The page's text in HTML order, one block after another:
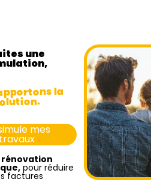
une
la
mes
travaux
rénovation
pour réduire
factures